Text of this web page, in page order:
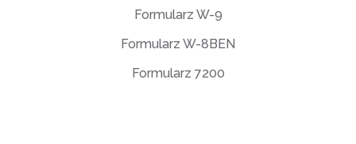
Formularz W-9
Formularz W-8BEN
Formularz 7200